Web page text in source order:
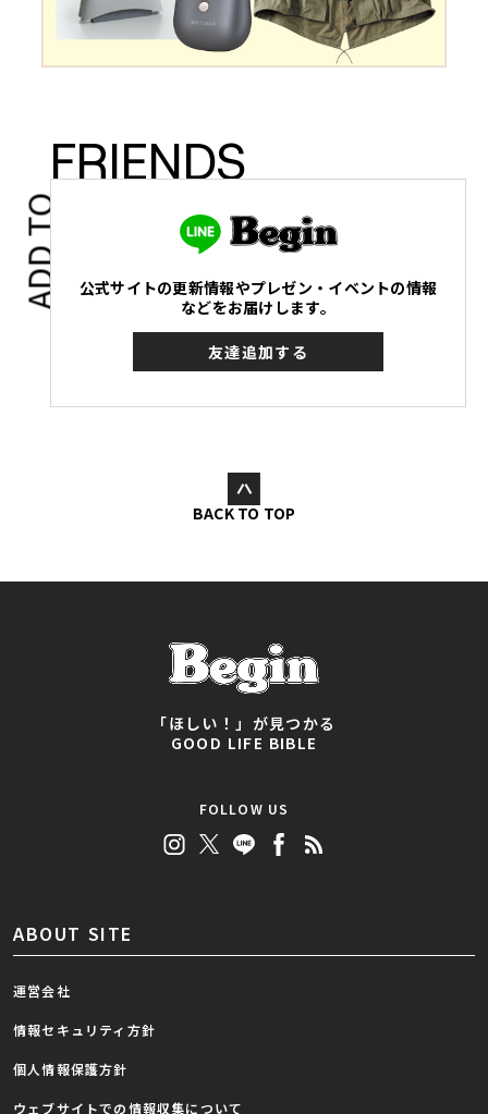
ADD TO
FRIENDS
公式サイトの更新情報やプレゼン・イベントの情報
などをお届けします。
友達追加する
BACK TO TOP
「ほしい！」が見つかる
GOOD LIFE BIBLE
FOLLOW US
ABOUT SITE
運営会社
情報セキュリティ方針
個人情報保護方針
ウェブサイトでの情報収集について